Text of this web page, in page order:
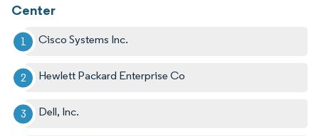
Center
Cisco Systems Inc.
Hewlett Packard Enterprise Co
Dell, Inc.